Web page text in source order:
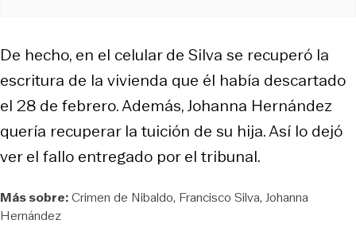
De hecho, en el celular de Silva se recuperó la
escritura de la vivienda que él había descartado
el 28 de febrero. Además, Johanna Hernández
quería recuperar la tuición de su hija. Así lo dejó
ver el fallo entregado por el tribunal.
Más sobre:Crimen de Nibaldo Francisco Silva Johanna
Hernández